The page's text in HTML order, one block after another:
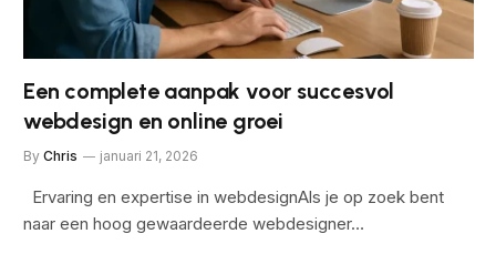
Een complete aanpak voor succesvol
webdesign en online groei
By Chris januari 21, 2026
Ervaring en expertise in webdesignAls je op zoek bent
naar een hoog gewaardeerde webdesigner…